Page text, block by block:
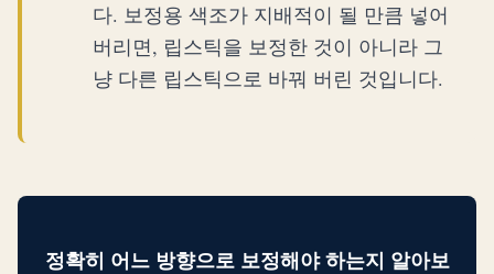
다. 보정용 색조가 지배적이 될 만큼 넣어
버리면, 립스틱을 보정한 것이 아니라 그
냥 다른 립스틱으로 바꿔 버린 것입니다.
정확히 어느 방향으로 보정해야 하는지 알아보